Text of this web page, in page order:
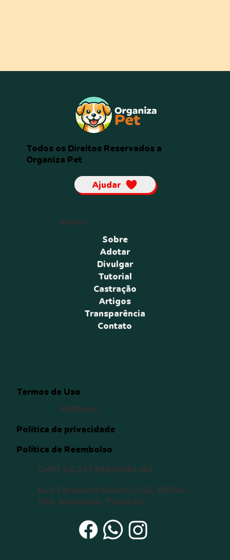
Termos de Uso
Política de Reembolso
Politica de privacidade
Políticas
CNPJ 55.257.896/0001-80
Rua Tarquinio Balsini, 636, 88704-
050, Morrotes, Tubarão.
Sobre
Adotar
Divulgar
Tutorial
Castração
Artigos
Transparência
Contato
Menu
Todos os Direitos Reservados a
Organiza Pet
Ajudar